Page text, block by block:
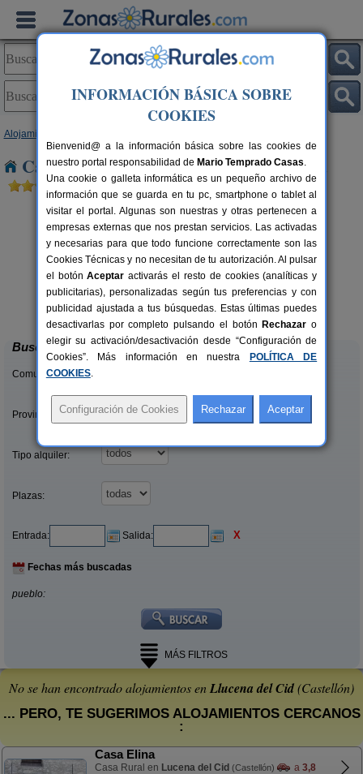
Alojamientos
Casas Rurales cerca de Llucena del Cid
2-9 pers.
desde45 €
Molí d´en Pí
Morella (Castellón)
Buscar
Comunidades:
Provincias/Islas:
Tipo alquiler:
Plazas:
Entrada: Salida: X
Fechas más buscadas
pueblo:
MÁS FILTROS
No se han encontrado alojamientos enLlucena del Cid(Castellón)
... PERO, TE SUGERIMOS ALOJAMIENTOS CERCANOS
:
Casa Elina
Casa Rural en Lucena del Cid (Castellón) a 3,8
INFORMACIÓN BÁSICA SOBRE
COOKIES
Bienvenid@ a la información básica sobre las cookies de
nuestro portal responsabilidad de Mario Temprado Casas.
Una cookie o galleta informática es un pequeño archivo de
información que se guarda en tu pc, smartphone o tablet al
visitar el portal. Algunas son nuestras y otras pertenecen a
empresas externas que nos prestan servicios. Las activadas
y necesarias para que todo funcione correctamente son las
Cookies Técnicas y no necesitan de tu autorización. Al pulsar
el botónAceptar activarás el resto de cookies (analíticas y
publicitarias), personalizadas según tus preferencias y con
publicidad ajustada a tus búsquedas. Estas últimas puedes
desactivarlas por completo pulsando el botón Rechazar o
elegir su activación/desactivación desde “Configuración de
Cookies”. Más información en nuestra
POLÍTICA DE
COOKIES.